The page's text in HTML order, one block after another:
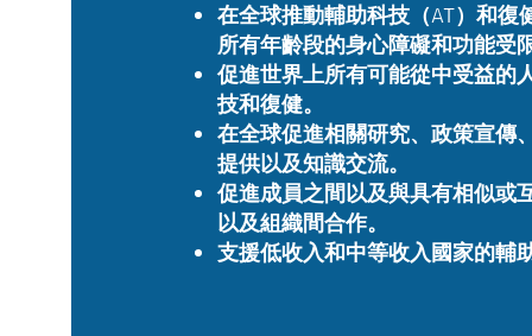
在全球推動輔助科技（AT）和復
所有年齡段的身心障礙和功能受
促進世界上所有可能從中受益的
技和復健。
在全球促進相關研究、政策宣傳
提供以及知識交流。
促進成員之間以及與具有相似或
以及組織間合作。
支援低收入和中等收入國家的輔